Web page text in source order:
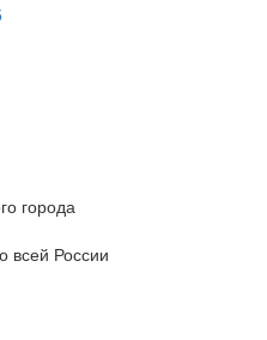
города
всей России